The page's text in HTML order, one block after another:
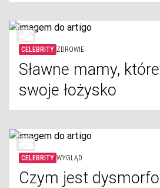
CELEBRITY ZDROWIE
Sławne mamy,
swoje łożysko
CELEBRITY WYGLĄD
Czym jest